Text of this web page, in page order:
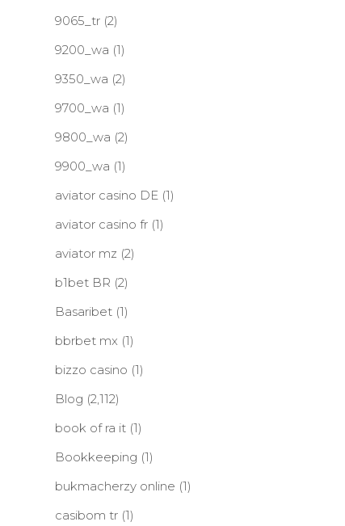
9065_tr(2)
9200_wa (1)
9350_wa (2)
9700_wa (1)
9800_wa (2)
9900_wa (1)
aviator casino DE(1)
aviator casino fr(1)
aviator mz (2)
b1bet BR (2)
Basaribet(1)
bbrbet mx (1)
bizzo casino (1)
Blog (2,112)
book of ra it(1)
Bookkeeping (1)
bukmacherzy online (1)
casibom tr(1)